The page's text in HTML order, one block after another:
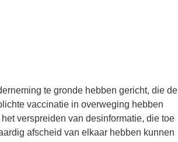
te gronde hebben gericht, die de
vaccinatie in overweging hebben
verspreiden van desinformatie, die toe
afscheid van elkaar hebben kunnen